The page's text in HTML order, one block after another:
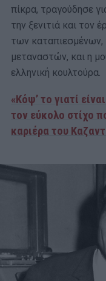
πίκρα, τραγούδησε
την ξενιτιά και τον
των
μεταναστών, και η
ελληνική κουλτούρα.
«Κόψ’ το γιατί
τον εύκολο στίχο
καριέρα του